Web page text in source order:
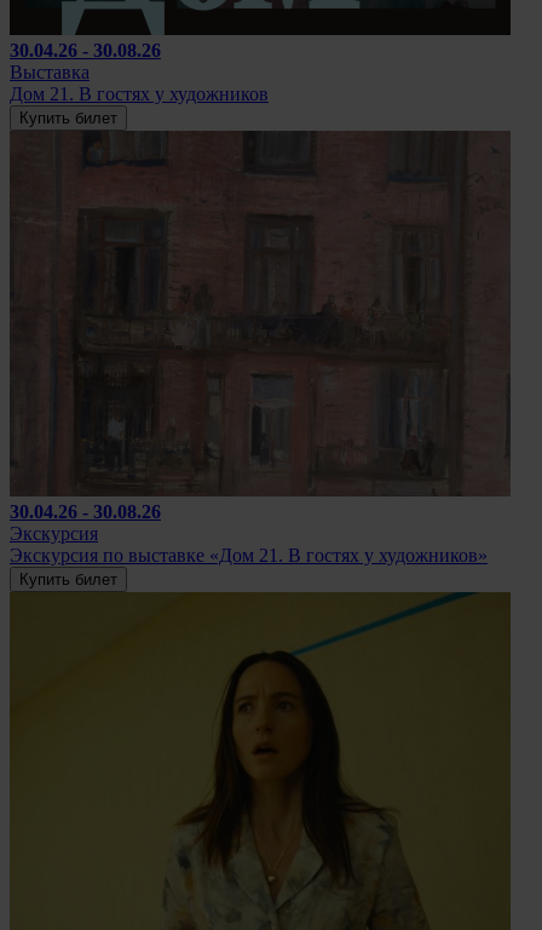
30.04.26 - 30.08.26
Выставка
Дом 21. В гостях у художников
Купить билет
30.04.26 - 30.08.26
Экскурсия
Экскурсия по выставке «Дом 21. В гостях у художников»
Купить билет